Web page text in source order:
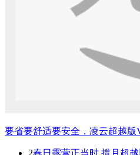
要省要舒适要安全，凌云超越
2春日露营正当时 揽月超